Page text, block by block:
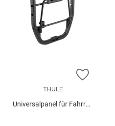
WUNSCHLISTE HINZUFÜGEN
ZUR
THULE
Universalpanel für Fahrradträger "InLock"